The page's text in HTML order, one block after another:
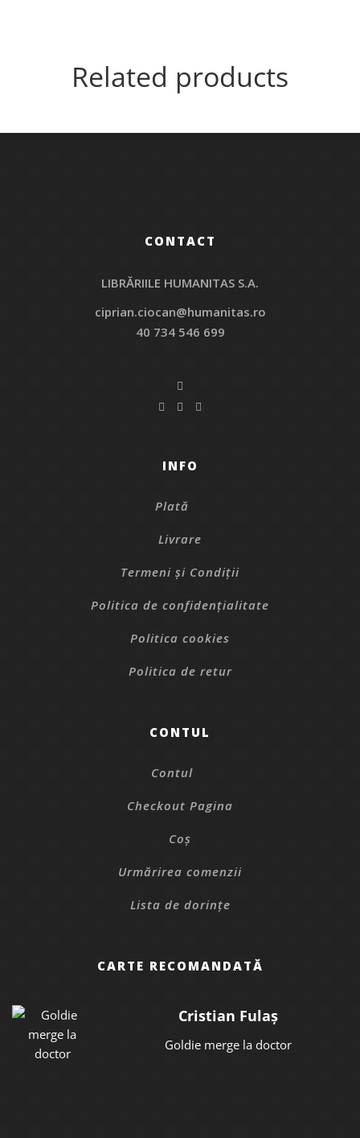
Related products
CONTACT
LIBRĂRIILE HUMANITAS S.A.
ciprian.ciocan@humanitas.ro
40 734 546 699
INFO
Plată
Livrare
Termeni și Condiții
Politica de confidențialitate
Politica cookies
Politica de retur
CONTUL
Contul
Checkout Pagina
Coș
Urmărirea comenzii
Lista de dorințe
CARTE RECOMANDATĂ
Cristian Fulaș
Goldie merge la doctor